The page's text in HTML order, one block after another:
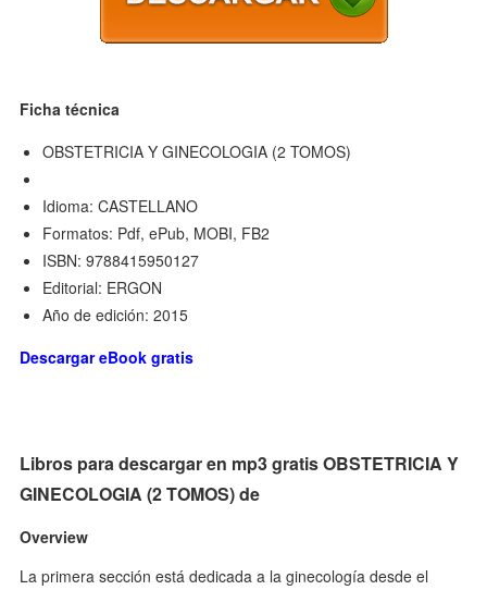
Ficha técnica
OBSTETRICIA Y GINECOLOGIA (2 TOMOS)
Idioma: CASTELLANO
Formatos: Pdf, ePub, MOBI, FB2
ISBN: 9788415950127
Editorial: ERGON
Año de edición: 2015
Descargar eBook gratis
Libros para descargar en mp3 gratis OBSTETRICIA Y
GINECOLOGIA (2 TOMOS) de
Overview
La primera sección está dedicada a la ginecología desde el